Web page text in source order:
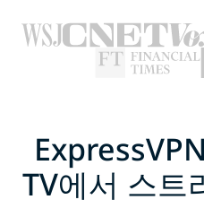
TV에서 스트